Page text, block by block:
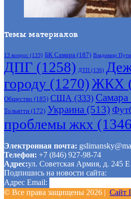
Темы материалов
13 вопрос (133) БК Самара (187) Владимир
ДПГ (1258) ДТП (136)
городу (1270)ЖКХ
Общество (185) США (333) Самара
Тольятти (172) Украина (513)
проблемы жкх
Электронная почта:
Телефон: +7 (846) 927-98-74
Адрес:ул. Советская Армия, д. 245 Е
Подпишись на новости сайта:
Адрес Email:
© Все права защищены 2026 | Сайт